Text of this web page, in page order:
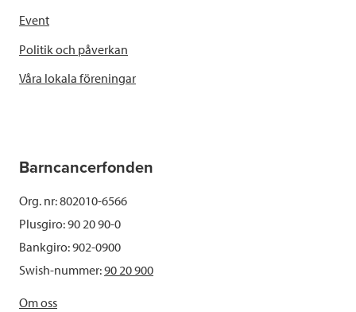
Event
Politik och påverkan
Våra lokala föreningar
Barncancerfonden
Org. nr: 802010-6566
Plusgiro: 90 20 90-0
Bankgiro: 902-0900
Swish-nummer:90 20 900
Om oss